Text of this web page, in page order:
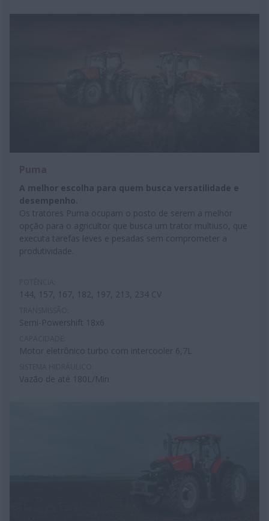
A melhor escolha para quem busca versatilidade e
desempenho.
Os tratores Puma ocupam o posto de serem a melhor
opção para o agricultor que busca um trator multiuso, que
executa tarefas leves e pesadas sem comprometer a
produtividade.
144, 157, 167, 182, 197, 213, 234 CV
Semi-Powershift 18x6
Motor eletrônico turbo com intercooler 6,7L
Vazão de até 180L/Min